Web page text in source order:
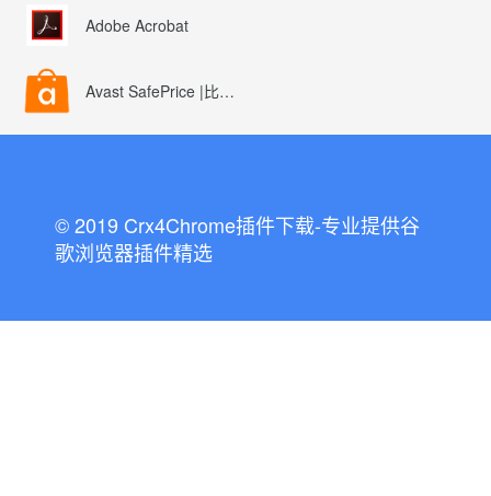
Adobe Acrobat
Avast SafePrice |比较、交易、优惠券
© 2019 Crx4Chrome插件下载-专业提供谷
歌浏览器插件精选